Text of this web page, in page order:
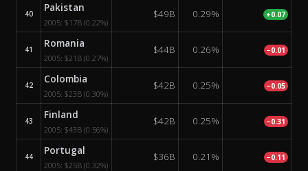
40 Pakistan
2005: $17B (0.22%)
$49B 0.29% +0.07
41 Romania
2005: $21B (0.27%)
$44B 0.26% −0.01
42 Colombia
2005: $23B (0.30%)
$42B 0.25% −0.05
43 Finland
2005: $43B (0.56%)
$42B 0.25% −0.31
44 Portugal
2005: $25B (0.32%)
$36B 0.21% −0.11